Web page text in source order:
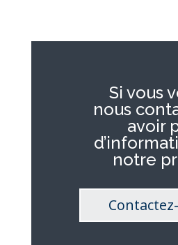
Si vous
nous
avoir
notre